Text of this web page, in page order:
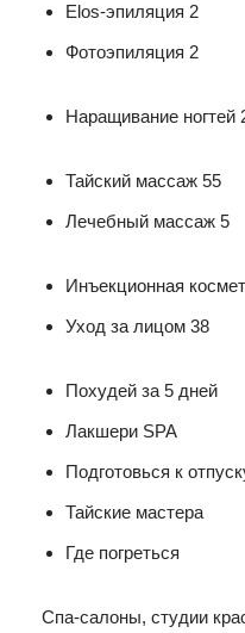
Elos-эпиляция 2
Фотоэпиляция 2
Наращивание ногтей
Тайский массаж 55
Лечебный массаж 5
Инъекционная
Уход за лицом 38
Похудей за 5 дней
Лакшери SPA
Подготовься к
Тайские мастера
Где погреться
Спа-салоны, студии